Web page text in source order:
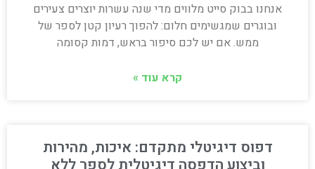
אנחנו בבוק סייט מלווים מדי שנה עשרות יוצרים צעירים
ובוגרים שמגשימים חלום: להפוך רעיון קטן לספר של
ממש. אם יש לכם סיפור בראש, דמות קסומה
קרא עוד »
דפוס דיגיטלי מתקדם: איכות, מהירות